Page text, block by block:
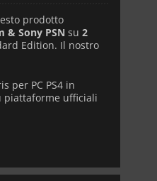
prodotto
& Sony PSN su 2
Edition. Il nostro
per PC PS4 in
piattaforme ufficiali